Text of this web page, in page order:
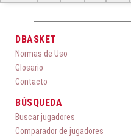
DBASKET
Normas de Uso
Glosario
Contacto
BÚSQUEDA
Buscar jugadores
Comparador de jugadores